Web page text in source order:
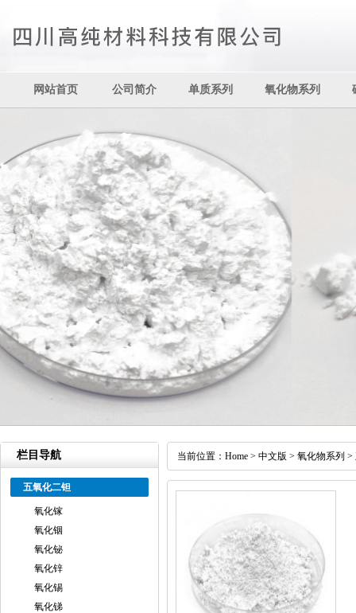
网站首页 公司简介 单质系列 氧化物系列
栏目导航
五氧化二钽
氧化镓
氧化铟
氧化铋
氧化锌
氧化锡
氧化锑
当前位置： Home > 中文版 > 氧化物系列 >